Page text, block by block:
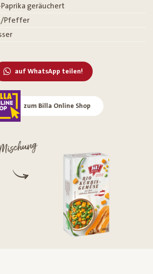
geräuchert
Pfeffer
auf WhatsApp teilen!
zum Billa Online Shop